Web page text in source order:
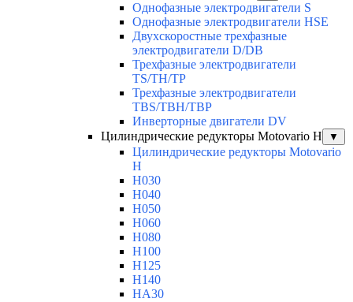
Однофазные электродвигатели S
Однофазные электродвигатели HSE
Двухскоростные трехфазные
электродвигатели D/DB
Трехфазные электродвигатели
TS/TH/TP
Трехфазные электродвигатели
TBS/TBH/TBP
Инверторные двигатели DV
Цилиндрические редукторы Motovario H
▼
Цилиндрические редукторы Motovario
H
H030
H040
H050
H060
H080
H100
H125
H140
HA30